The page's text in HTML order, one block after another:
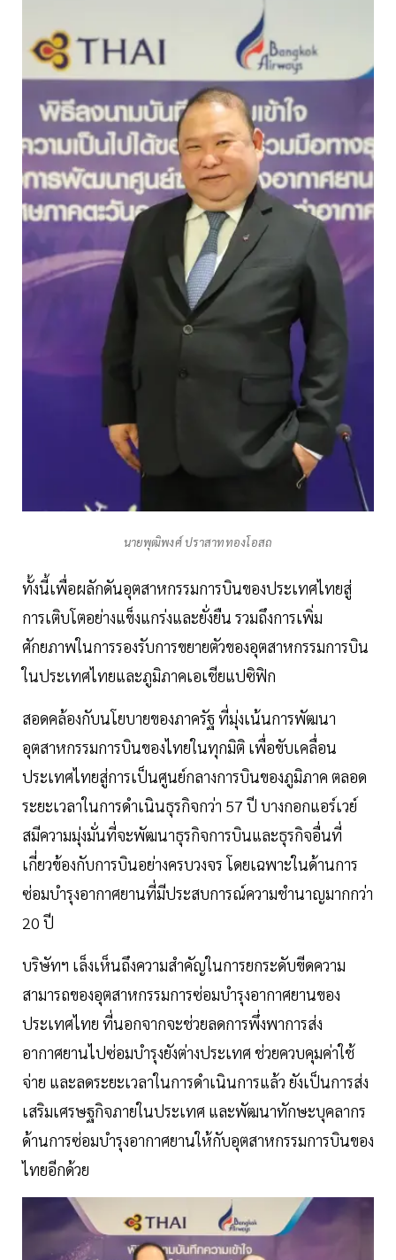
นายพุฒิพงศ์ ปราสาททองโอสถ
ทั้งนี้เพื่อผลักดันอุตสาหกรรมการบินของประเทศไทยสู่
การเติบโตอย่างแข็งแกร่งและยั่งยืน รวมถึงการเพิ่ม
ศักยภาพในการรองรับการขยายตัวของอุตสาหกรรมการบิน
ในประเทศไทยและภูมิภาคเอเชียแปซิฟิก
สอดคล้องกับนโยบายของภาครัฐ ที่มุ่งเน้นการพัฒนา
อุตสาหกรรมการบินของไทยในทุกมิติ เพื่อขับเคลื่อน
ประเทศไทยสู่การเป็นศูนย์กลางการบินของภูมิภาค ตลอด
ระยะเวลาในการดำเนินธุรกิจกว่า 57 ปี บางกอกแอร์เวย์
สมีความมุ่งมั่นที่จะพัฒนาธุรกิจการบินและธุรกิจอื่นที่
เกี่ยวข้องกับการบินอย่างครบวงจร โดยเฉพาะในด้านการ
ซ่อมบำรุงอากาศยานที่มีประสบการณ์ความชำนาญมากกว่า
20 ปี
บริษัทฯ เล็งเห็นถึงความสำคัญในการยกระดับขีดความ
สามารถของอุตสาหกรรมการซ่อมบำรุงอากาศยานของ
ประเทศไทย ที่นอกจากจะช่วยลดการพึ่งพาการส่ง
อากาศยานไปซ่อมบำรุงยังต่างประเทศ ช่วยควบคุมค่าใช้
จ่าย และลดระยะเวลาในการดำเนินการแล้ว ยังเป็นการส่ง
เสริมเศรษฐกิจภายในประเทศ และพัฒนาทักษะบุคลากร
ด้านการซ่อมบำรุงอากาศยานให้กับอุตสาหกรรมการบินของ
ไทยอีกด้วย